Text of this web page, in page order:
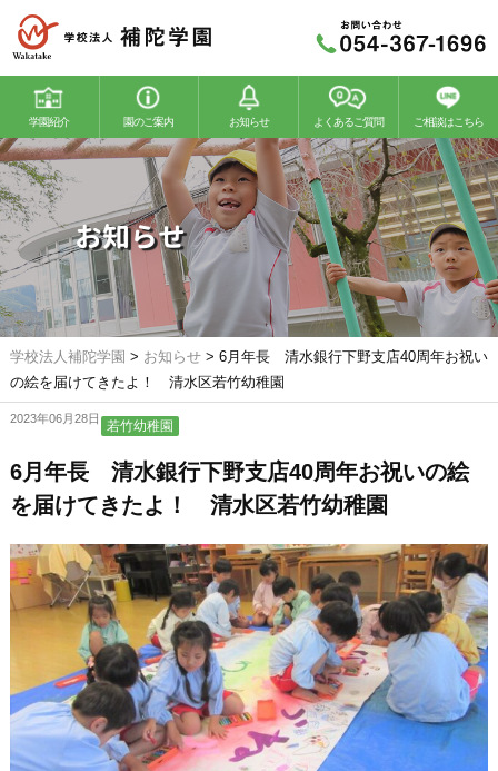
学園紹介 園のご案内
若竹幼稚園 若竹こどもの森
お知らせ よくあるご質問 ご相談はこちら
お知らせ
学校法人補陀学園 > お知らせ> 6月年長 清水銀行下野支店40周年お祝い
の絵を届けてきたよ！ 清水区若竹幼稚園
2023年06月28日 若竹幼稚園
6月年長 清水銀行下野支店40周年お祝いの絵
を届けてきたよ！ 清水区若竹幼稚園